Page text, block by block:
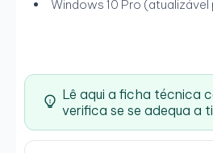
Windows 10 Pro (atualizável
Lê aqui a ficha técnica
verifica se se adequa a ti